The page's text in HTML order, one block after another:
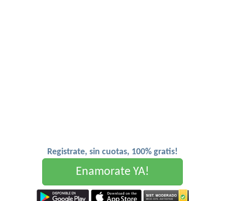
Registrate, sin cuotas, 100% gratis!
Enamorate YA!